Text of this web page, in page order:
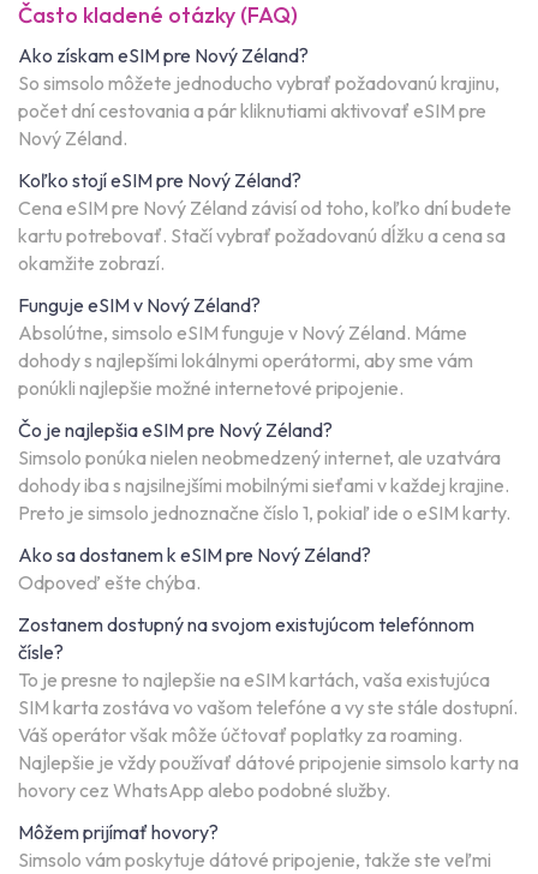
Často kladené otázky (FAQ)
Ako získam eSIM pre Nový Zéland?
So simsolo môžete jednoducho vybrať požadovanú krajinu,
počet dní cestovania a pár kliknutiami aktivovať eSIM pre
Nový Zéland.
Koľko stojí eSIM pre Nový Zéland?
Cena eSIM pre Nový Zéland závisí od toho, koľko dní budete
kartu potrebovať. Stačí vybrať požadovanú dĺžku a cena sa
okamžite zobrazí.
Funguje eSIM v Nový Zéland?
Absolútne, simsolo eSIM funguje v Nový Zéland. Máme
dohody s najlepšími lokálnymi operátormi, aby sme vám
ponúkli najlepšie možné internetové pripojenie.
Čo je najlepšia eSIM pre Nový Zéland?
Simsolo ponúka nielen neobmedzený internet, ale uzatvára
dohody iba s najsilnejšími mobilnými sieťami v každej krajine.
Preto je simsolo jednoznačne číslo 1, pokiaľ ide o eSIM karty.
Ako sa dostanem k eSIM pre Nový Zéland?
Odpoveď ešte chýba.
Zostanem dostupný na svojom existujúcom telefónnom
čísle?
To je presne to najlepšie na eSIM kartách, vaša existujúca
SIM karta zostáva vo vašom telefóne a vy ste stále dostupní.
Váš operátor však môže účtovať poplatky za roaming.
Najlepšie je vždy používať dátové pripojenie simsolo karty na
hovory cez WhatsApp alebo podobné služby.
Môžem prijímať hovory?
Simsolo vám poskytuje dátové pripojenie, takže ste veľmi